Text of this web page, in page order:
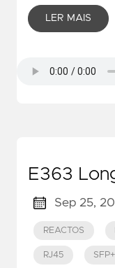
LER MAIS
E363
Sep 25,
REACTOS
RJ45 SFP+